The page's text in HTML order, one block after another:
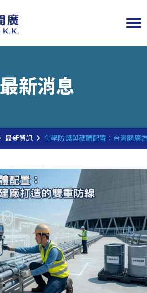
最新消息
最新資訊 化學防護與硬體配置：台灣開廣